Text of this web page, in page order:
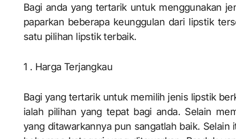
Bagi anda yang tertarik untuk menggunakan
paparkan beberapa keunggulan dari lipstik
satu pilihan lipstik terbaik.
1 . Harga Terjangkau
Bagi yang tertarik untuk memilih jenis lipstik
ialah pilihan yang tepat bagi anda. Selain
yang ditawarkannya pun sangatlah baik. Selain